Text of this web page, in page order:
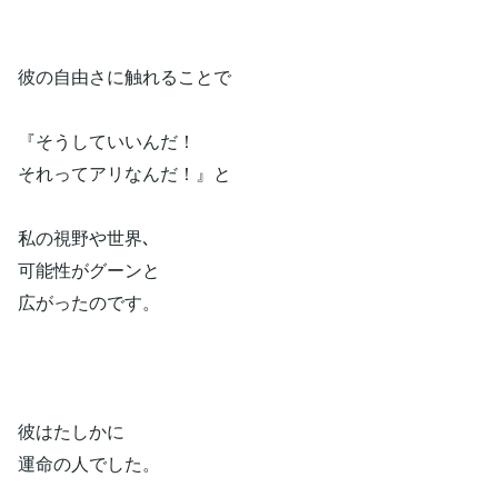
彼の自由さに触れることで
『そうしていいんだ！
それってアリなんだ！』と
私の視野や世界､
可能性がグーンと
広がったのです。
彼はたしかに
運命の人でした。